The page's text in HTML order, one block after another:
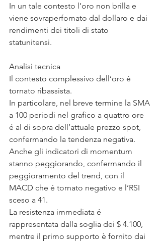
In un tale contesto l’oro non brilla e
viene sovraperfomato dal dollaro e dai
rendimenti dei titoli di stato
statunitensi.
Analisi tecnica
Il contesto complessivo dell’oro é
tornato ribassista.
In particolare, nel breve termine la SMA
a 100 periodi nel grafico a quattro ore
é al di sopra dell’attuale prezzo spot,
confermando la tendenza negativa.
Anche gli indicatori di momentum
stanno peggiorando, confermando il
peggioramento del trend, con il
MACD che é tornato negativo e l’RSI
sceso a 41.
La resistenza immediata é
rappresentata dalla soglia dei $ 4.100,
mentre il primo supporto è fornito dai